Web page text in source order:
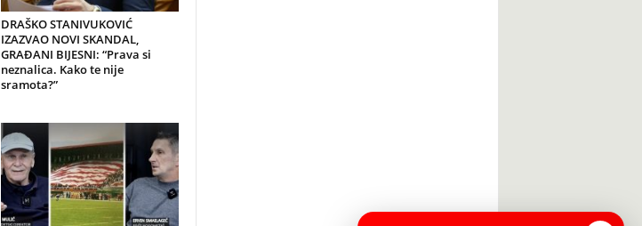
DRAŠKO STANIVUKOVIĆ
IZAZVAO NOVI SKANDAL,
GRAĐANI BIJESNI: “Prava si
neznalica. Kako te nije
sramota?”